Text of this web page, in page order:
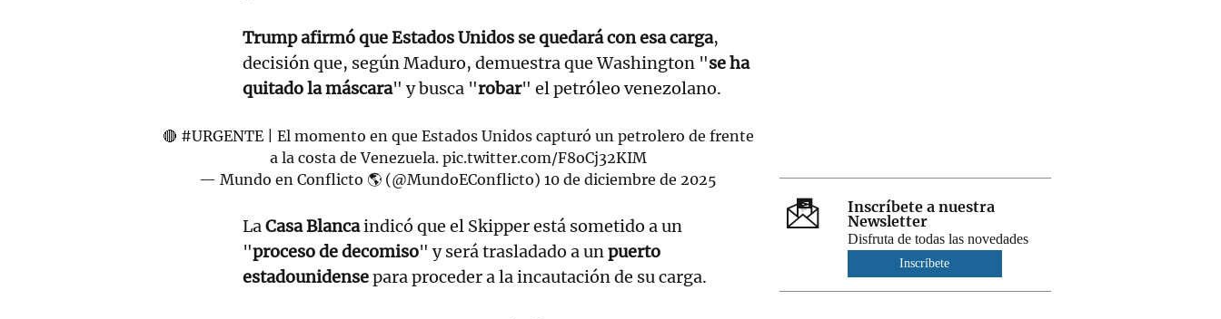
Trump afirmó que Estados Unidos se quedará con esa carga,
decisión que, según Maduro, demuestra que Washington "se ha
quitado la máscara" y busca "robar" el petróleo venezolano.
🔴 #URGENTE| El momento en que Estados Unidos capturó un petrolero de frente
a la costa de Venezuela. pic.twitter.com/F8oCj32KIM
— Mundo en Conflicto 🌎 (@MundoEConflicto)10 de diciembre de 2025
LaCasa Blancaindicó que el Skipper está sometido a un
"proceso de decomiso" y será trasladado a unpuerto
estadounidensepara proceder a la incautación de su carga.
Inscríbete a nuestra
Newsletter
Disfruta de todas las novedades
Inscríbete